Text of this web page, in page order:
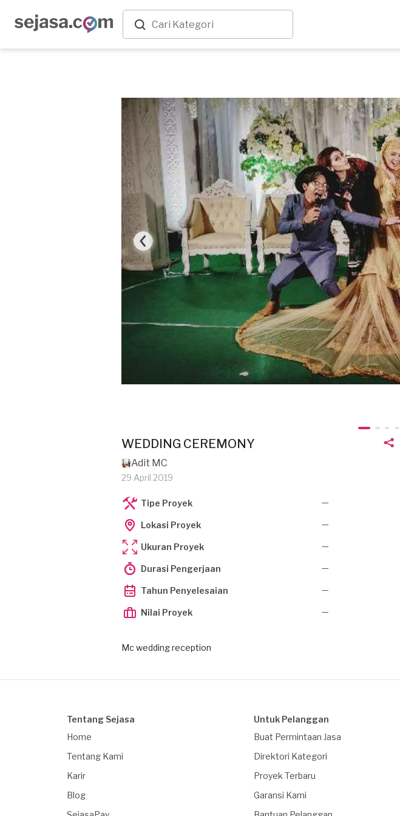
WEDDING CEREMONY
Adit MC
29 April 2019
Tipe Proyek —
Lokasi Proyek —
Ukuran Proyek —
Durasi Pengerjaan —
Tahun Penyelesaian —
Nilai Proyek —
Mc wedding reception
Tentang Sejasa
Home
Tentang Kami
Karir
Blog
Untuk Pelanggan
Buat Permintaan Jasa
Direktori Kategori
Proyek Terbaru
Garansi Kami